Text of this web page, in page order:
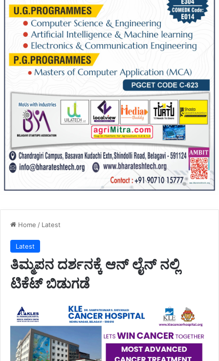
Home / Latest
Latest
ತಿಮ್ಮಪನ ದರ್ಶನಕ್ಕೆ ಆನ್ ಲೈನ್ ನಲ್ಲಿ
ಟಿಕೆಟ್ ಬಿಡುಗಡೆ